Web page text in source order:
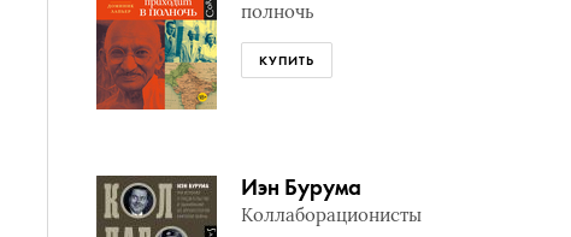
полночь
КУПИТЬ
Иэн Бурума
Коллаборационисты